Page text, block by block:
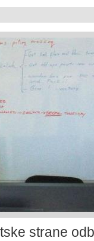
strane